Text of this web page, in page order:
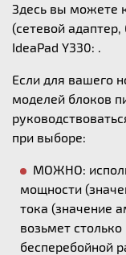
Здесь вы можете
(сетевой
IdeaPad Y330: .
Если для вашего
моделей блоков
при выборе:
МОЖНО:
мощности
тока (значение
возьмет
бесперебойной